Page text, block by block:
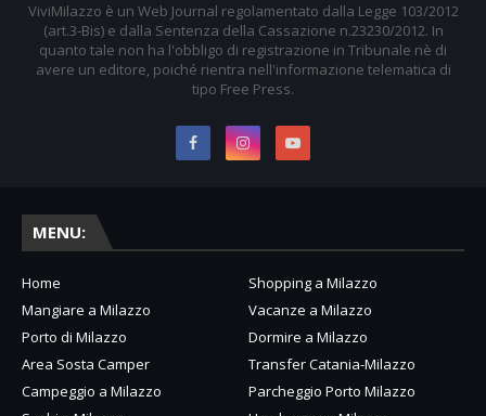
ViviMilazzo è un Web Journal regolamentato dalla Legge 103/2012
(art.3-Bis) e dalla Sentenza della Cassazione n.23230/2012. In
quanto tale non ha l'obbligo di registrazione in Tribunale nè di
avere un editore, poiché rientra nell'informazione telematica di
tipo Free Press.
MENU:
Home
Shopping a Milazzo
Mangiare a Milazzo
Vacanze a Milazzo
Porto di Milazzo
Dormire a Milazzo
Area Sosta Camper
Transfer Catania-Milazzo
Campeggio a Milazzo
Parcheggio Porto Milazzo